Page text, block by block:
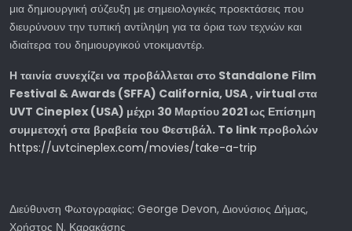
μια δημιουργική σύζευξη με σημειολογικές προεκτάσεις που
διευρύνουν την τυπική αντίληψη για τα όρια των τεχνών και
ιδιαίτερα του δημιουργικού ντοκιμαντέρ.
Η ταινία συνεχίζει να προβάλλεται στο Standalone Film
Festival & Awards (SFFA) California, USA , virtualστα
UVT Cineplex (USA) μέχρι 30 Μαρτίου 2021ως Επίσημη
συμμετοχή στα βραβεία του Φεστιβάλ. To linkπροβολών
https://uvtcineplex.com/movies/take-a-trip
Διεύθυνση Φωτογραφίας: George Devon, Διονύσιος Δήμας,
Χρήστος Ν. Καρακάσης